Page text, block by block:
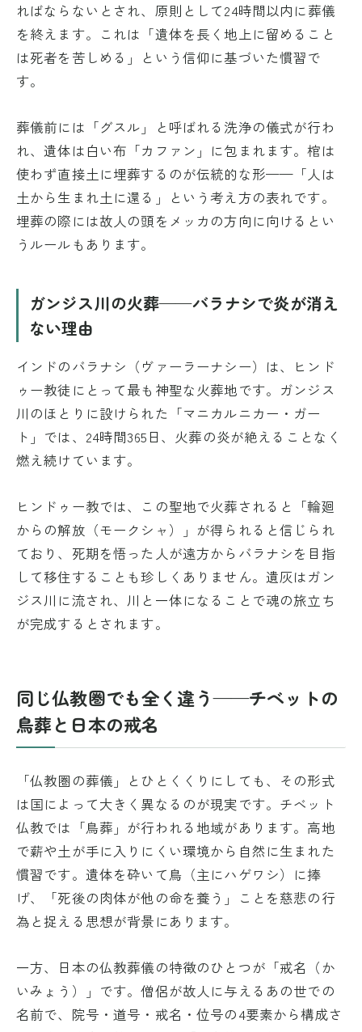
ればならないとされ、原則として24時間以内に葬儀
を終えます。これは「遺体を長く地上に留めること
は死者を苦しめる」という信仰に基づいた慣習で
す。
葬儀前には「グスル」と呼ばれる洗浄の儀式が行わ
れ、遺体は白い布「カファン」に包まれます。棺は
使わず直接土に埋葬するのが伝統的な形——「人は
土から生まれ土に還る」という考え方の表れです。
埋葬の際には故人の頭をメッカの方向に向けるとい
うルールもあります。
ガンジス川の火葬——バラナシで炎が消え
ない理由
インドのバラナシ（ヴァーラーナシー）は、ヒンド
ゥー教徒にとって最も神聖な火葬地です。ガンジス
川のほとりに設けられた「マニカルニカー・ガー
ト」では、24時間365日、火葬の炎が絶えることなく
燃え続けています。
ヒンドゥー教では、この聖地で火葬されると「輪廻
からの解放（モークシャ）」が得られると信じられ
ており、死期を悟った人が遠方からバラナシを目指
して移住することも珍しくありません。遺灰はガン
ジス川に流され、川と一体になることで魂の旅立ち
が完成するとされます。
同じ仏教圏でも全く違う——チベットの
鳥葬と日本の戒名
「仏教圏の葬儀」とひとくくりにしても、その形式
は国によって大きく異なるのが現実です。チベット
仏教では「鳥葬」が行われる地域があります。高地
で薪や土が手に入りにくい環境から自然に生まれた
慣習です。遺体を砕いて鳥（主にハゲワシ）に捧
げ、「死後の肉体が他の命を養う」ことを慈悲の行
為と捉える思想が背景にあります。
一方、日本の仏教葬儀の特徴のひとつが「戒名（か
いみょう）」です。僧侶が故人に与えるあの世での
名前で、院号・道号・戒名・位号の4要素から構成さ